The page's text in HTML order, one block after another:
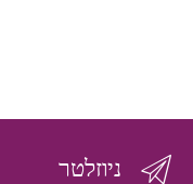
ניוזלטר